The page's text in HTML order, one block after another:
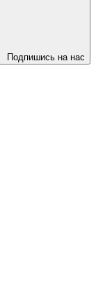
Подпишись на нас